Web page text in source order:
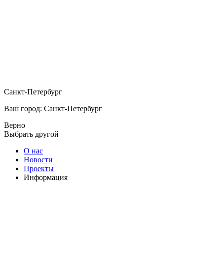
Санкт-Петербург
Ваш город: Санкт-Петербург
Верно
Выбрать другой
О нас
Новости
Проекты
Информация